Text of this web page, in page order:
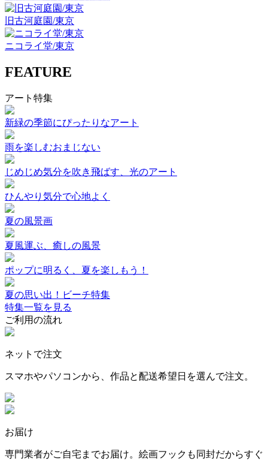
旧古河庭園/東京
ニコライ堂/東京
FEATURE
アート特集
新緑の季節にぴったりなアート
雨を楽しむおまじない
じめじめ気分を吹き飛ばす、光のアート
ひんやり気分で心地よく
夏の風景画
夏風運ぶ、癒しの風景
ポップに明るく、夏を楽しもう！
夏の思い出！ビーチ特集
特集一覧を見る
ご利用の流れ
ネットで注文
スマホやパソコンから、作品と配送希望日を選んで注文。
お届け
専門業者がご自宅までお届け。絵画フックも同封だからすぐ